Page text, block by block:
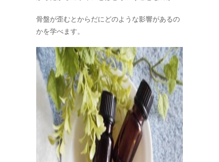
骨盤が歪むとからだにどのような影響があるの
かを学べます。